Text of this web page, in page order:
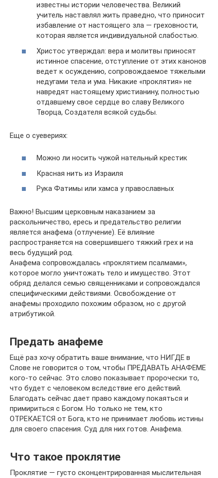
известны истории человечества. Великий
учитель наставлял жить праведно, что приносит
избавление от настоящего зла — греховности,
которая является индивидуальной слабостью.
Христос утверждал: вера и молитвы приносят
истинное спасение, отступление от этих канонов
ведет к осуждению, сопровождаемое тяжелыми
недугами тела и ума. Никакие «проклятия» не
навредят настоящему христианину, полностью
отдавшему свое сердце во славу Великого
Творца, Создателя всякой судьбы.
Еще о суевериях:
Можно ли носить чужой нательный крестик
Красная нить из Израиля
Рука Фатимы или хамса у православных
Важно! Высшим церковным наказанием за
раскольничество, ересь и предательство религии
является анафема (отлучение). Её влияние
распространяется на совершившего тяжкий грех и на
весь будущий род.
Анафема сопровождалась «проклятием псалмами»,
которое могло уничтожать тело и имущество. Этот
обряд делался семью священниками и сопровождался
специфическими действиями. Освобождение от
анафемы проходило похожим образом, но с другой
атрибутикой.
Предать анафеме
Ещё раз хочу обратить ваше внимание, что НИГДЕ в
Слове не говорится о том, чтобы ПРЕДАВАТЬ АНАФЕМЕ
кого-то сейчас. Это слово показывает пророчески то,
что будет с человеком вследствие его действий.
Благодать сейчас дает право каждому покаяться и
примириться с Богом. Но только не тем, кто
ОТРЕКАЕТСЯ от Бога, кто не принимает любовь истины
для своего спасения. Суд для них готов. Анафема.
Что такое проклятие
Проклятие — густо сконцентрированная мыслительная